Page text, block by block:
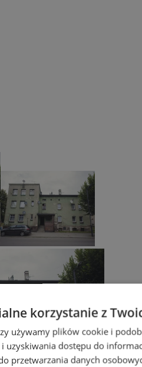
korzystanie z
używamy plików cookie i
uzyskiwania dostępu do
przetwarzania danych